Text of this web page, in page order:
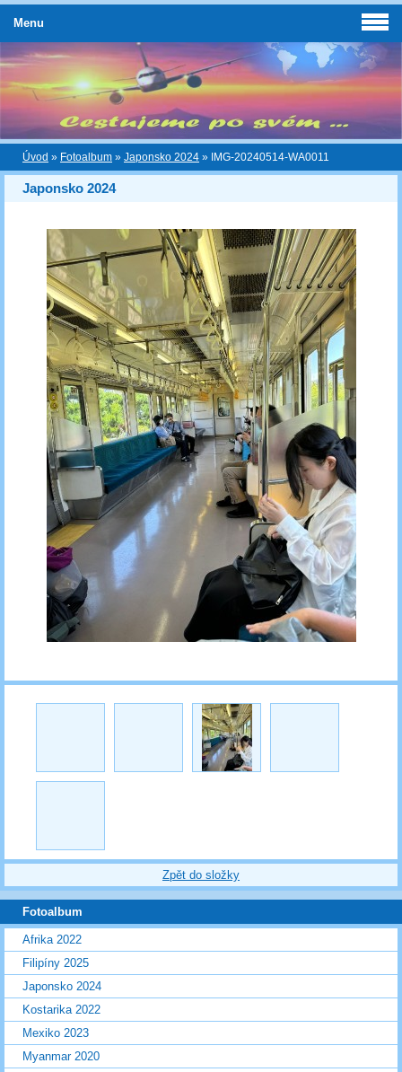
Úvod » Fotoalbum » Japonsko 2024 » IMG-20240514-WA0011
Japonsko 2024
Zpět do složky
Menu
Fotoalbum
Afrika 2022
Filipíny 2025
Japonsko 2024
Kostarika 2022
Mexiko 2023
Myanmar 2020